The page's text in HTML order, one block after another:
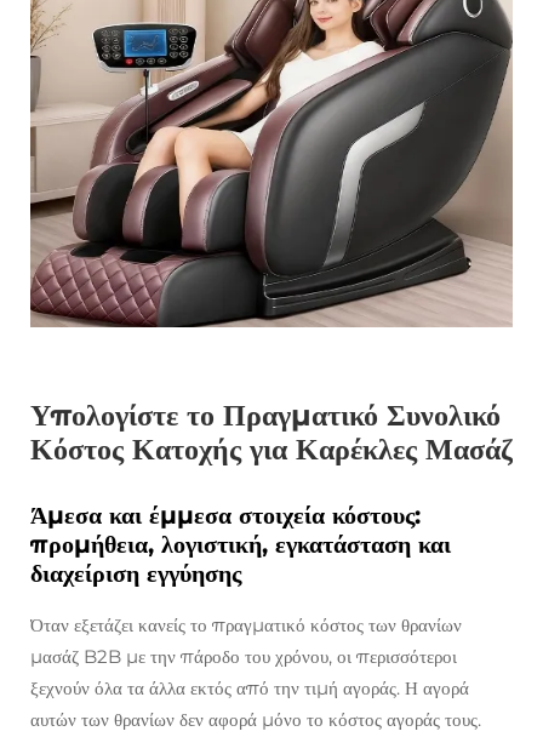
Υπολογίστε το Πραγματικό Συνολικό
Κόστος Κατοχής για Καρέκλες Μασάζ
Άμεσα και έμμεσα στοιχεία κόστους:
προμήθεια, λογιστική, εγκατάσταση και
διαχείριση εγγύησης
Όταν εξετάζει κανείς το πραγματικό κόστος των θρανίων
μασάζ B2B με την πάροδο του χρόνου, οι περισσότεροι
ξεχνούν όλα τα άλλα εκτός από την τιμή αγοράς. Η αγορά
αυτών των θρανίων δεν αφορά μόνο το κόστος αγοράς τους.